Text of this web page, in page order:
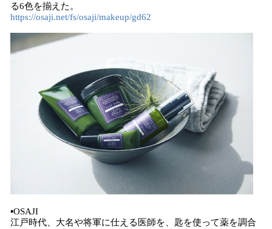
る6色を揃えた。
https://osaji.net/fs/osaji/makeup/gd62
▪️OSAJI
江戸時代、大名や将軍に仕える医師を、匙を使って薬を調合